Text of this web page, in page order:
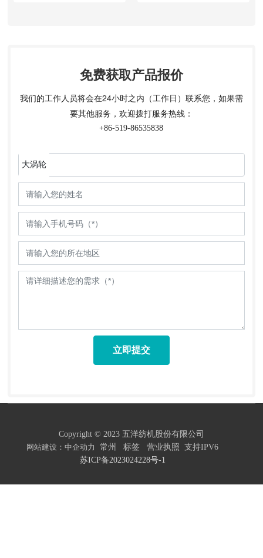
免费获取产品报价
我们的工作人员将会在24小时之内（工作日）联系您，如果需
要其他服务，欢迎拨打服务热线：
+86-519-86535838
大涡轮
立即提交
Copyright © 2023 五洋纺机股份有限公司
网站建设：中企动力
常州 标签 营业执照 支持IPV6
苏ICP备2023024228号-1